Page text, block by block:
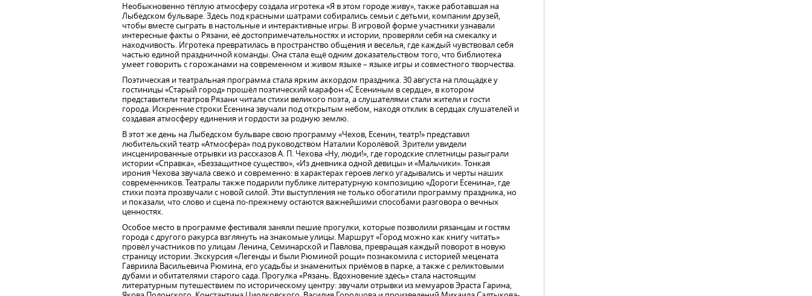
Необыкновенно тёплую атмосферу создала игротека «Я в этом городе живу», также работавшая на
Лыбедском бульваре. Здесь под красными шатрами собирались семьи с детьми, компании друзей,
чтобы вместе сыграть в настольные и интерактивные игры. В игровой форме участники узнавали
интересные факты о Рязани, её достопримечательностях и истории, проверяли себя на смекалку и
находчивость. Игротека превратилась в пространство общения и веселья, где каждый чувствовал себя
частью единой праздничной команды. Она стала ещё одним доказательством того, что библиотека
умеет говорить с горожанами на современном и живом языке – языке игры и совместного творчества.
Поэтическая и театральная программа стала ярким аккордом праздника. 30 августа на площадке у
гостиницы «Старый город» прошёл поэтический марафон «С Есениным в сердце», в котором
представители театров Рязани читали стихи великого поэта, а слушателями стали жители и гости
города. Искренние строки Есенина звучали под открытым небом, находя отклик в сердцах слушателей и
создавая атмосферу единения и гордости за родную землю.
В этот же день на Лыбедском бульваре свою программу «Чехов, Есенин, театр!» представил
любительский театр «Атмосфера» под руководством Наталии Королёвой. Зрители увидели
инсценированные отрывки из рассказов А. П. Чехова «Ну, люди!», где городские сплетницы разыграли
истории «Справка», «Беззащитное существо», «Из дневника одной девицы» и «Мальчики». Тонкая
ирония Чехова звучала свежо и современно: в характерах героев легко угадывались и черты наших
современников. Театралы также подарили публике литературную композицию «Дороги Есенина», где
стихи поэта прозвучали с новой силой. Эти выступления не только обогатили программу праздника, но
и показали, что слово и сцена по-прежнему остаются важнейшими способами разговора о вечных
ценностях.
Особое место в программе фестиваля заняли пешие прогулки, которые позволили рязанцам и гостям
города с другого ракурса взглянуть на знакомые улицы. Маршрут «Город можно как книгу читать»
провёл участников по улицам Ленина, Семинарской и Павлова, превращая каждый поворот в новую
страницу истории. Экскурсия «Легенды и были Рюминой рощи» познакомила с историей мецената
Гавриила Васильевича Рюмина, его усадьбы и знаменитых приёмов в парке, а также с реликтовыми
дубами и обитателями старого сада. Прогулка «Рязань. Вдохновение здесь» стала настоящим
литературным путешествием по историческому центру: звучали отрывки из мемуаров Эраста Гарина,